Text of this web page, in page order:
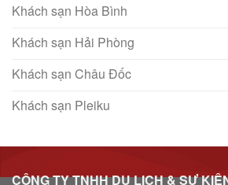
Khách sạn Hòa Bình
Khách sạn Hải Phòng
Khách sạn Châu Đốc
Khách sạn Pleiku
CÔNG TY TNHH DU LỊCH & SỰ